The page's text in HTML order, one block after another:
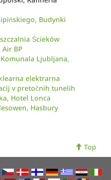
Budynki
Ścieków
BP
Ljubljana,
elektrarna
v pretočnih tunelih
Hotel Lonca
Hasbury
Top